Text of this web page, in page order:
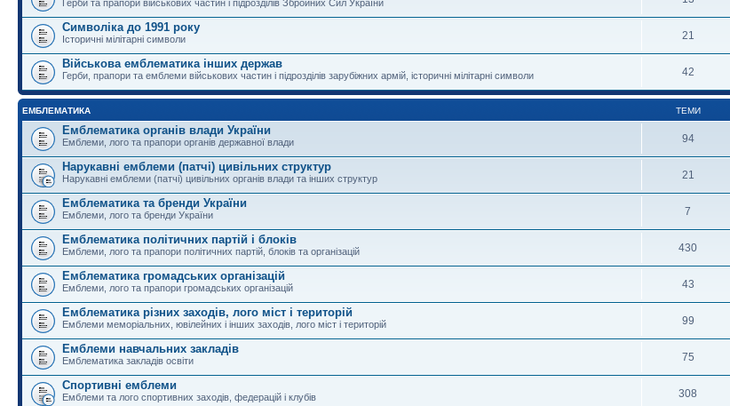
Герби та прапори військових частин і підрозділів Збройних Сил України
Символіка до 1991 року
Історичні мілітарні символи 21
Військова емблематика інших держав
Герби, прапори та емблеми військових частин і підрозділів зарубіжних армій, історичні мілітарні символи 42
ЕМБЛЕМАТИКА ТЕМИ
Емблематика органів влади України
Емблеми, лого та прапори органів державної влади 94
Нарукавні емблеми (патчі) цивільних структур
Нарукавні емблеми (патчі) цивільних органів влади та інших структур 21
Емблематика та бренди України
Емблеми, лого та бренди України 7
Емблематика політичних партій і блоків
Емблеми, лого та прапори політичних партій, блоків та організацій 430
Емблематика громадських організацій
Емблеми, лого та прапори громадських організацій 43
Емблематика різних заходів, лого міст і територій
Емблеми меморіальних, ювілейних і інших заходів, лого міст і територій 99
Емблеми навчальних закладів
Емблематика закладів освіти 75
Спортивні емблеми
Емблеми та лого спортивних заходів, федерацій і клубів 308